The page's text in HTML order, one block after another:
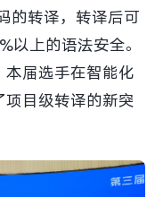
的转译，转译后可
以上的语法安全。
届选手在智能化
目级转译的新突